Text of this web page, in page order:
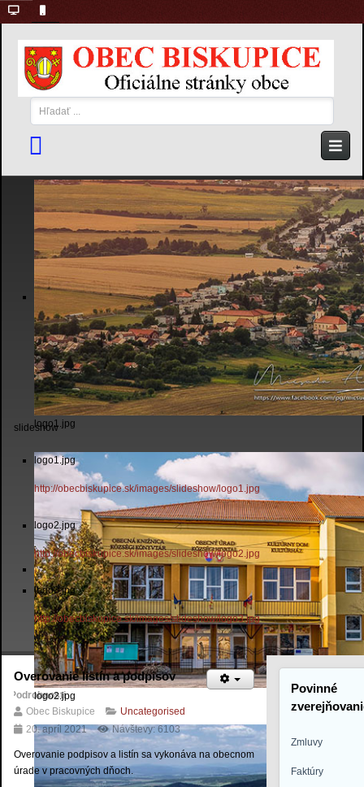
Hľadať
...
logo1.jpg
logo2.jpg
slideshow
logo1.jpg
http://obecbiskupice.sk/images/slideshow/logo1.jpg
logo2.jpg
http://obecbiskupice.sk/images/slideshow/logo2.jpg
logo3.jpg
http://obecbiskupice.sk/images/slideshow/logo3.jpg
Overovanie listín a podpisov
Podrobnosti
Obec Biskupice
Uncategorised
20. apríl 2021
Návštevy: 6103
Overovanie podpisov a listín sa vykonáva na obecnom
úrade v pracovných dňoch.
Povinné
Zmluvy
Faktúry